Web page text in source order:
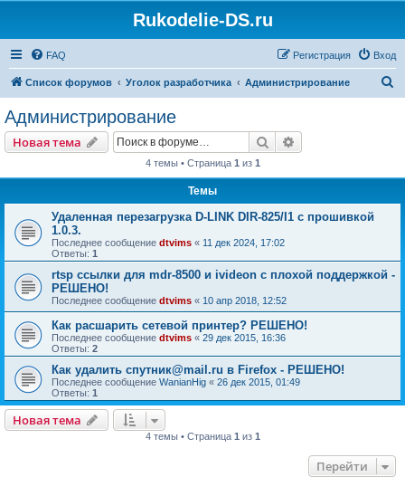
Rukodelie-DS.ru
FAQ Вход
Регистрация
Список форумов Уголок разработчика Администрирование
Администрирование
Новая тема Поиск
4 темы • Страница 1 из 1
Темы
Удаленная перезагрузка D-LINK DIR-825/I1 с прошивкой
1.0.3.
Последнее сообщение dtvims « 11 дек 2024, 17:02
Ответы: 1
rtsp ссылки для mdr-8500 и ivideon с плохой поддержкой -
РЕШЕНО!
Последнее сообщение dtvims « 10 апр 2018, 12:52
Как расшарить сетевой принтер? РЕШЕНО!
Последнее сообщение dtvims « 29 дек 2015, 16:36
Ответы: 2
Как удалить спутник@mail.ru в Firefox - РЕШЕНО!
Последнее сообщение WanianHig « 26 дек 2015, 01:49
Ответы: 1
Новая тема
4 темы • Страница 1 из 1
Перейти